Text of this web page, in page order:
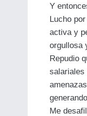
Y
Lucho
activa y
orgullosa
Repudio
salariales
Me